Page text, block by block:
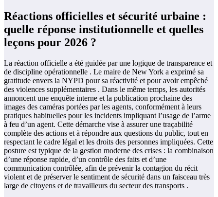
Réactions officielles et sécurité urbaine :
quelle réponse institutionnelle et quelles
leçons pour 2026 ?
La réaction officielle a été guidée par une logique de transparence et
de discipline opérationnelle . Le maire de New York a exprimé sa
gratitude envers la NYPD pour sa réactivité et pour avoir empêché
des violences supplémentaires . Dans le même temps, les autorités
annoncent une enquête interne et la publication prochaine des
images des caméras portées par les agents, conformément à leurs
pratiques habituelles pour les incidents impliquant l’usage de l’arme
à feu d’un agent. Cette démarche vise à assurer une traçabilité
complète des actions et à répondre aux questions du public, tout en
respectant le cadre légal et les droits des personnes impliquées. Cette
posture est typique de la gestion moderne des crises : la combinaison
d’une réponse rapide, d’un contrôle des faits et d’une
communication contrôlée, afin de prévenir la contagion du récit
violent et de préserver le sentiment de sécurité dans un faisceau très
large de citoyens et de travailleurs du secteur des transports .